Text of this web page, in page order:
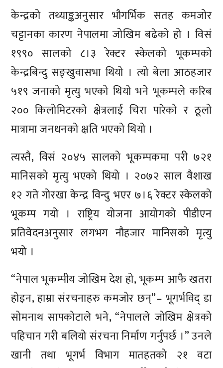
केन्द्रको तथ्याङ्कअनुसार भौगर्भिक सतह कमजोर
चट्टानका कारण नेपालमा जोखिम बढेको हो । विसं
१९९० सालको ८।३ रेक्टर स्केलको भूकम्पको
केन्द्रबिन्दु सङ्खुवासभा थियो । त्यो बेला आठहजार
५१९ जनाको मृत्यु भएको थियो भने भूकम्पले करिब
२०० किलोमिटरको क्षेत्रलाई चिरा पारेको र ठूलो
मात्रामा जनधनको क्षति भएको थियो ।
त्यस्तै, विसं २०४५ सालको भूकम्पकमा परी ७२१
मानिसको मृत्यु भएको थियो । २०७२ साल वैशाख
१२ गते गोरखा केन्द्र विन्दु भएर ७।६ रेक्टर स्केलको
भूकम्प गयो । राष्ट्रिय योजना आयोगको पीडीएन
प्रतिवेदनअनुसार लगभग नौहजार मानिसको मृत्यु
भयो ।
“नेपाल भूकम्पीय जोखिम देश हो, भूकम्प आफै खतरा
होइन, हाम्रा संरचनाहरु कमजोर छन्”– भूगर्भविद् डा
सोमनाथ सापकोटाले भने, “नेपालले जोखिम क्षेत्रको
पहिचान गरी बलियो संरचना निर्माण गर्नुपर्छ ।” उनले
खानी तथा भूगर्भ विभाग मातहतको २१ वटा